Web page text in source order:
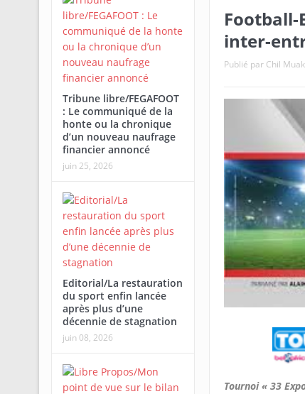
inter-
Publié par Chil
Tournoi « 33
Tribune libre/FEGAFOOT
: Le communiqué de la
honte ou la chronique
d’un nouveau naufrage
financier annoncé
juin 25, 2026
Editorial/La restauration
du sport enfin lancée
après plus d’une
décennie de stagnation
juin 08, 2026